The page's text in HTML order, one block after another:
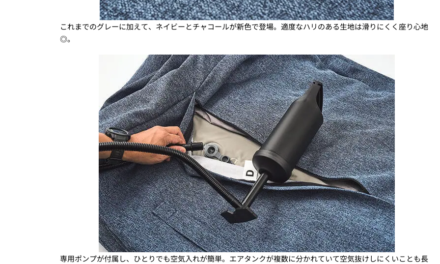
これまでのグレーに加えて、ネイビーとチャコールが新色で登場。適度なハリのある生地は滑りにくく座り心地
◎。
専用ポンプが付属し、ひとりでも空気入れが簡単。エアタンクが複数に分かれていて空気抜けしにくいことも長